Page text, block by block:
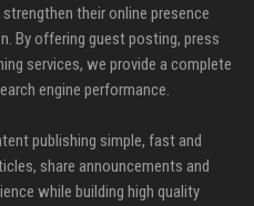
their online presence
By offering guest posting, press
services, we provide a complete
engine performance.
publishing simple, fast and
share announcements and
while building high quality